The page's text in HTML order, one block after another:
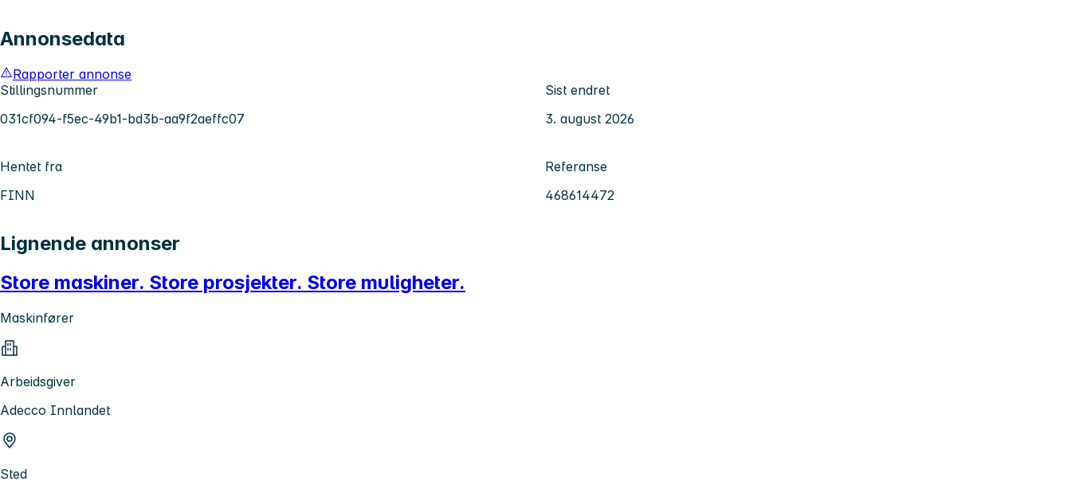
Annonsedata
Rapporter annonse
Stillingsnummer
031cf094-f5ec-49b1-bd3b-aa9f2aeffc07
Sist endret
3. august 2026
Hentet fra
FINN
Referanse
468614472
Lignende annonser
Store maskiner. Store prosjekter. Store muligheter.
Maskinfører
Arbeidsgiver
Adecco Innlandet
Sted